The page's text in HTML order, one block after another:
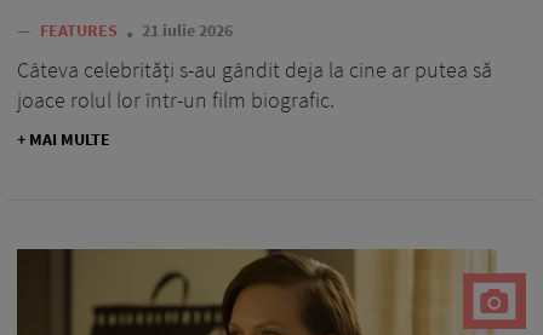
— FEATURES 21 iulie 2026
Câteva celebrități s-au gândit deja la cine ar putea să
joace rolul lor într-un film biografic.
+ MAI MULTE